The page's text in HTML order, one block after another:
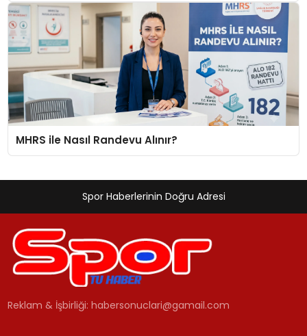
MHRS ile Nasıl Randevu Alınır?
Spor Haberlerinin Doğru Adresi
Reklam & İşbirliği:habersonuclari@gamail.com